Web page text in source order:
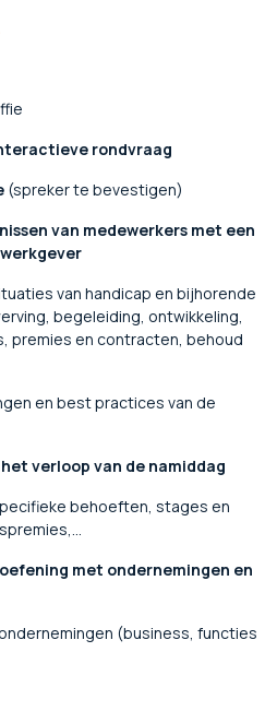
rondvraag
(spreker te bevestigen)
van medewerkers met een
van handicap en bijhorende
begeleiding, ontwikkeling,
premies en contracten, behoud
en best practices van de
verloop van de namiddag
behoeften, stages en
met ondernemingen en
(business, functies